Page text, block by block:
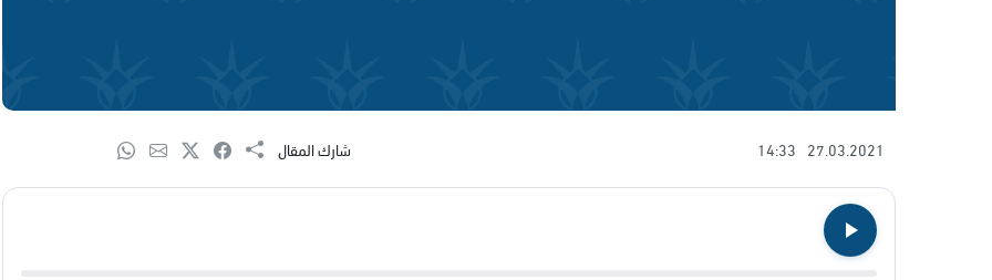
27.03.2021
14:33 شارك المقال